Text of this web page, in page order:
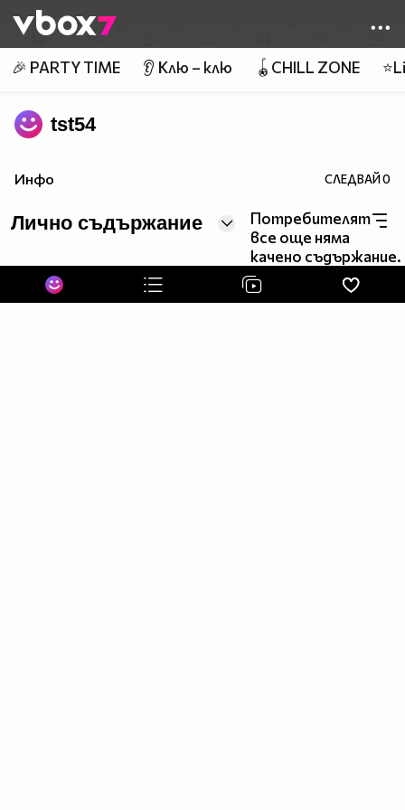
👾
🎉 PARTY TIME 👂 Клю – клю 🪀CHILL ZONE
tst54
Инфо СЛЕДВАЙ0
Лично съдържание
Потребителят
все още няма
качено съдържание.